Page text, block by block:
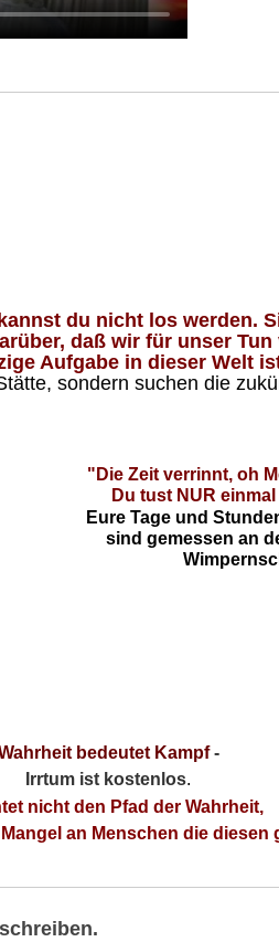
du nicht los werden.
daß wir für unser
Aufgabe in dieser Welt
sondern suchen die
"Die Zeit verrinnt, oh
Du tust NUR
Eure Tage und
sind gemessen an
bedeutet Kampf-
Irrtum ist kostenlos.
nicht den Pfad der Wahrheit,
an Menschen die diesen